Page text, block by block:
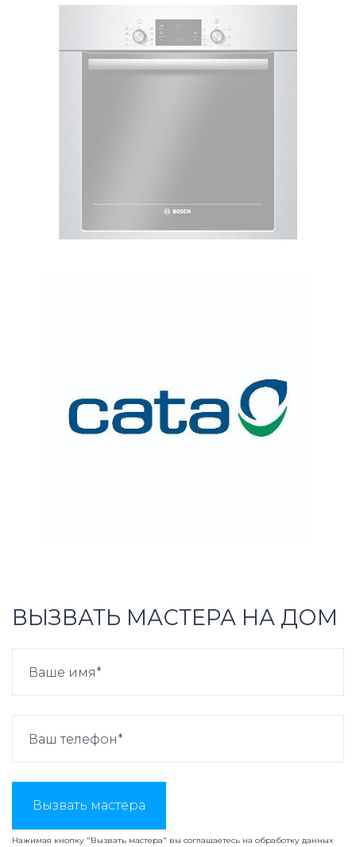
ВЫЗВАТЬ МАСТЕРА НА ДОМ
Вызвать мастера
Нажимая кнопку "Вызвать мастера" вы соглашаетесь на обработку данных